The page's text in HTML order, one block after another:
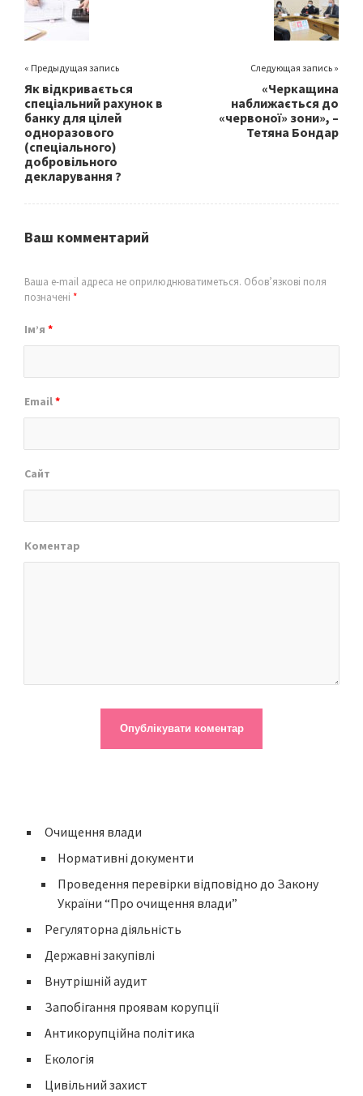
k
« Предыдущая запись
Як відкривається
спеціальний рахунок в
банку для цілей
одноразового
(спеціального)
добровільного
декларування ?
Следующая запись »
«Черкащина
наближається до
«червоної» зони», –
Тетяна Бондар
Ваш комментарий
Ваша e-mail адреса не оприлюднюватиметься. Обов’язкові поля
позначені *
Ім’я *
Email*
Сайт
Коментар
Очищення влади
Нормативні документи
Проведення перевірки відповідно до Закону
України “Про очищення влади”
Регуляторна діяльність
Державні закупівлі
Внутрішній аудит
Запобігання проявам корупції
Антикорупційна політика
Екологія
Цивільний захист